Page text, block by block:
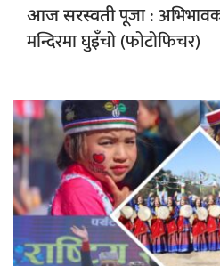
आज सरस्वतीपूजा :
मन्दिरमा घुइँचो (फोटोफिचर)